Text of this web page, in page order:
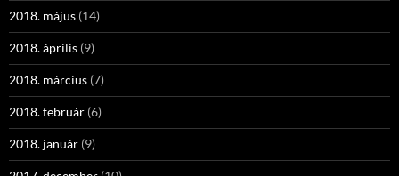
2018. május (14)
2018. április (9)
2018. március (7)
2018. február (6)
2018. január (9)